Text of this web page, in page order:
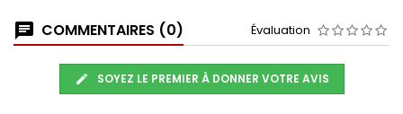
COMMENTAIRES (0) Évaluation
SOYEZ LE PREMIER À DONNER VOTRE AVIS